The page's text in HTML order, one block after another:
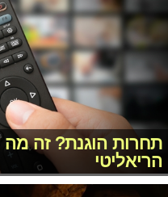
תחרות הוגנת? זה
הריאליטי